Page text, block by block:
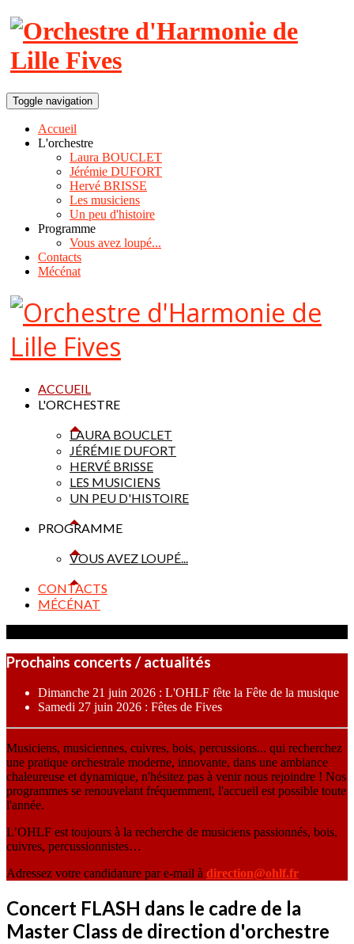
Toggle navigation
Accueil
L'orchestre
Laura BOUCLET
Jérémie DUFORT
Hervé BRISSE
Les musiciens
Un peu d'histoire
Programme
Vous avez loupé...
Contacts
Mécénat
ACCUEIL
L'ORCHESTRE
LAURA BOUCLET
JÉRÉMIE DUFORT
HERVÉ BRISSE
LES MUSICIENS
UN PEU D'HISTOIRE
PROGRAMME
VOUS AVEZ LOUPÉ...
CONTACTS
MÉCÉNAT
Prochains concerts / actualités
Dimanche 21 juin 2026 : L'OHLF fête la Fête de la musique
Samedi 27 juin 2026 : Fêtes de Fives
Musiciens, musiciennes, cuivres, bois, percussions... qui recherchez
une pratique orchestrale moderne, innovante, dans une ambiance
chaleureuse et dynamique, n'hésitez pas à venir nous rejoindre ! Nos
programmes se renouvelant fréquemment, l'accueil est possible toute
l'année.
L’OHLF est toujours à la recherche de musiciens passionnés, bois,
cuivres, percussionnistes…
Adressez votre candidature par e-mail à direction@ohlf.fr
Concert FLASH dans le cadre de la
Master Class de direction d'orchestre